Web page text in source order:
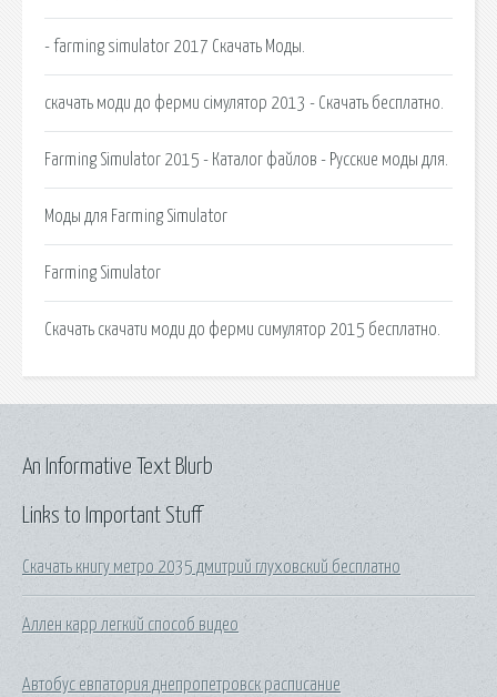
- farming simulator 2017 Скачать Моды.
скачать моди до ферми сімулятор 2013 - Скачать бесплатно.
Farming Simulator 2015 - Каталог файлов - Русские моды для.
Моды для Farming Simulator
Farming Simulator
Скачать скачати моди до ферми симулятор 2015 бесплатно.
Links to Important Stuff
Скачать книгу метро 2035 дмитрий глуховский бесплатно
Аллен карр легкий способ видео
Автобус евпатория днепропетровск расписание
An Informative Text Blurb